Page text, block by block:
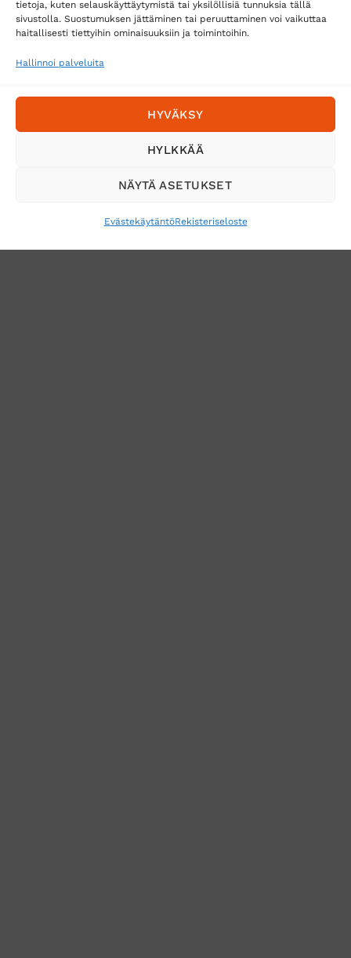
tietoja, kuten selauskäyttäytymistä tai yksilöllisiä tunnuksia tällä
sivustolla. Suostumuksen jättäminen tai peruuttaminen voi vaikuttaa
haitallisesti tiettyihin ominaisuuksiin ja toimintoihin.
Hallinnoi palveluita
HYVÄKSY
HYLKKÄÄ
NÄYTÄ ASETUKSET
EvästekäytäntöRekisteriseloste
Tilaa uutiskirje ja saat erikoisalennuksia